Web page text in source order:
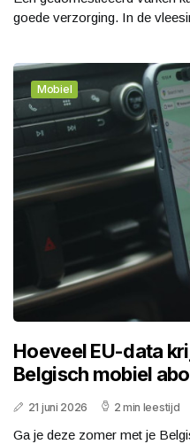
goede verzorging. In de
Mobiel
Hoeveel EU-data
Belgisch mobiel
21 juni 2026 2 min leestijd
Ga je deze zomer met je